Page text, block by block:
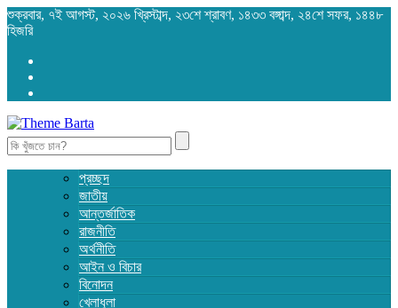
শুক্রবার, ৭ই আগস্ট, ২০২৬ খ্রিস্টাব্দ, ২৩শে শ্রাবণ, ১৪৩৩ বঙ্গাব্দ, ২৪শে সফর, ১৪৪৮
হিজরি
Search
for:
প্রচ্ছদ
জাতীয়
আন্তর্জাতিক
রাজনীতি
অর্থনীতি
আইন ও বিচার
বিনোদন
খেলাধুলা